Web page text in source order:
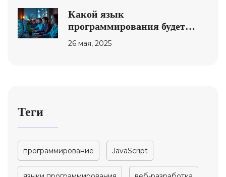
Какой язык
программирования будет
востребован в 2024: быстрый
разбор трендов
26 мая, 2025
Теги
программирование JavaScript